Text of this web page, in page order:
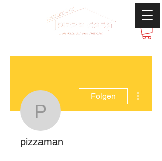
pizzaman
Folgen
pizzaman